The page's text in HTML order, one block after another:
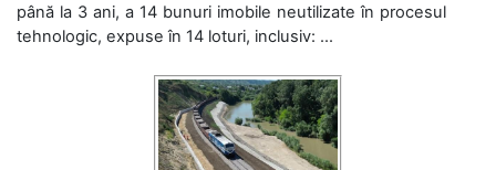
până la 3 ani, a 14 bunuri imobile neutilizate în procesul
tehnologic, expuse în 14 loturi, inclusiv: ...